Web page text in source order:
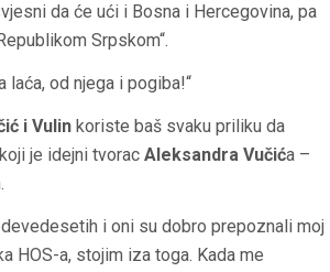
da će ući i Bosna i Hercegovina, pa
Srpskom“.
laća, od njega i pogiba!“
i Vulin koriste baš svaku priliku da
koji je idejni tvorac Aleksandra Vučića –
i oni su dobro prepoznali moj
HOS-a, stojim iza toga. Kada me